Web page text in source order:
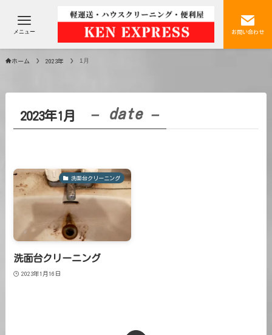
お問い合わせ
メニュー
ホーム 2023年 1月
2023年1月 – date –
洗面台クリーニング
洗面台クリーニング
2023年1月16日